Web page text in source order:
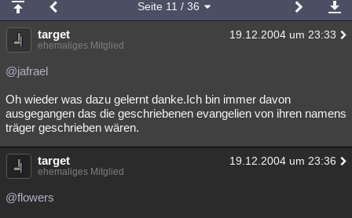
meine Rubriken
Menschen Mystery Kriminalfälle
Spiritualität
Natur Umfragen Unterhaltung
weitere Rubriken
Philosophie Träume Orte Esoterik Literatur
Astronomie Helpdesk
Seite 11 / 36
target 19.12.2004 um 23:33
ehemaliges Mitglied
@jafrael
Oh wieder was dazu gelernt danke.Ich bin immer davon
ausgegangen das die geschriebenen evangelien von ihren namens
träger geschrieben wären.
target 19.12.2004 um 23:36
ehemaliges Mitglied
@flowers